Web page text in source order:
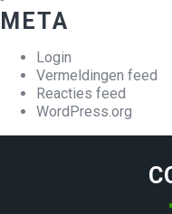
META
Login
Vermeldingen feed
Reacties feed
WordPress.org